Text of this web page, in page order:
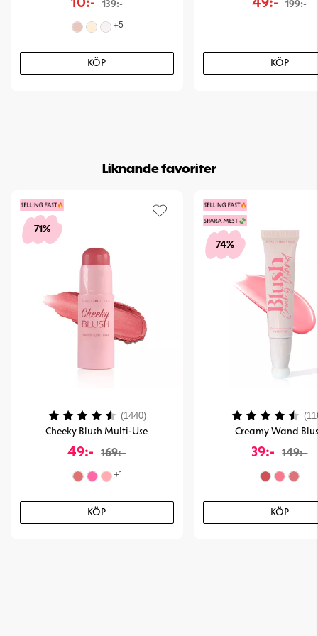
139:-
+5
KÖP
199:-
KÖP
Liknande favoriter
71%
Cheeky Blush Multi-Use
49:- 169:-
+1
KÖP
Betyg: (1440) 4.2 utav 5 stjärnor
74%
Creamy Wand
39:- 149:-
KÖP
Betyg: